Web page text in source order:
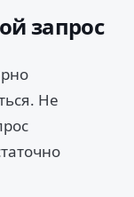
запрос
Не